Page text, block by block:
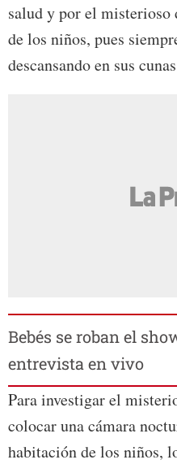
salud y por el misterioso
de los niños, pues
descansando en sus
Bebés se roban el
entrevista en vivo
Para investigar el
colocar una cámara
habitación de los niños,